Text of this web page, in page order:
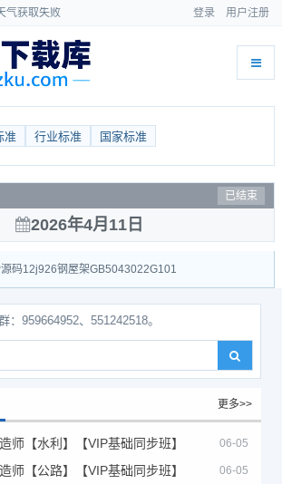
气获取失败 登录 用户注册
准 行业标准 国家标准
已结束
2026年4月11日
码12j926钢屋架GB5043022G101
、551242518。
更多>>
师【水利】【VIP基础同步班】 06-05
师【公路】【VIP基础同步班】 06-05